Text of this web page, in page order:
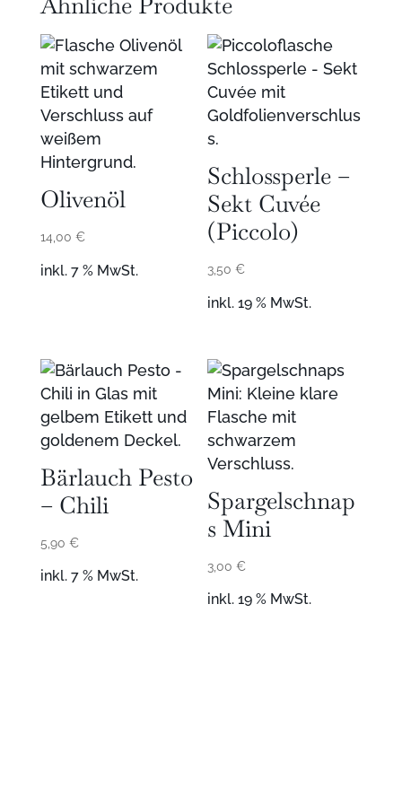
Olivenöl
14,00 €
inkl. 7 % MwSt.
Schlossperle –
Sekt Cuvée
(Piccolo)
3,50€
inkl. 19 % MwSt.
Bärlauch Pesto
– Chili
5,90 €
inkl. 7 % MwSt.
Spargelschnap
s Mini
3,00€
inkl. 19 % MwSt.